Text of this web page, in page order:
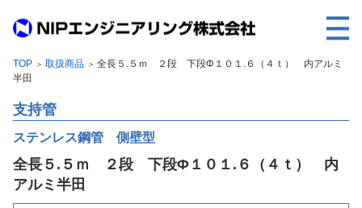
TOP
事業内容
取扱製品
各種実績
会社案内
TOP ＞ 取扱商品 ＞ 全長５.５ｍ ２段 下段Φ１０１.６（４ｔ） 内アルミ
半田
支持管
ステンレス鋼管 側壁型
全長５.５ｍ ２段 下段Φ１０１.６（４ｔ） 内
アルミ半田